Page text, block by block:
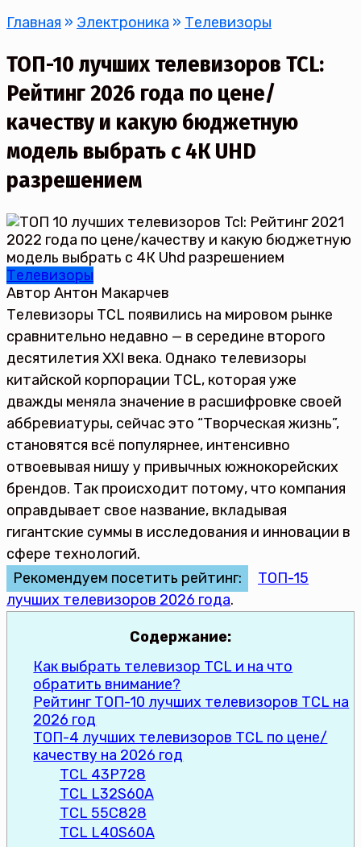
Главная » Электроника » Телевизоры
ТОП-10 лучших телевизоров TCL:
Рейтинг 2026 года по цене/
качеству и какую бюджетную
модель выбрать с 4К UHD
разрешением
Телевизоры
Автор Антон Макарчев
Телевизоры TCL появились на мировом рынке
сравнительно недавно — в середине второго
десятилетия XXI века. Однако телевизоры
китайской корпорации TCL, которая уже
дважды меняла значение в расшифровке своей
аббревиатуры, сейчас это “Творческая жизнь”,
становятся всё популярнее, интенсивно
отвоевывая нишу у привычных южнокорейских
брендов. Так происходит потому, что компания
оправдывает свое название, вкладывая
гигантские суммы в исследования и инновации в
сфере технологий.
Рекомендуем посетить рейтинг:
ТОП-15
лучших телевизоров 2026 года.
Содержание:
Как выбрать телевизор TCL и на что
обратить внимание?
Рейтинг ТОП-10 лучших телевизоров TCL на
2026 год
ТОП-4 лучших телевизоров TCL по цене/
качеству на 2026 год
TCL 43P728
TCL L32S60A
TCL 55C828
TCL L40S60A